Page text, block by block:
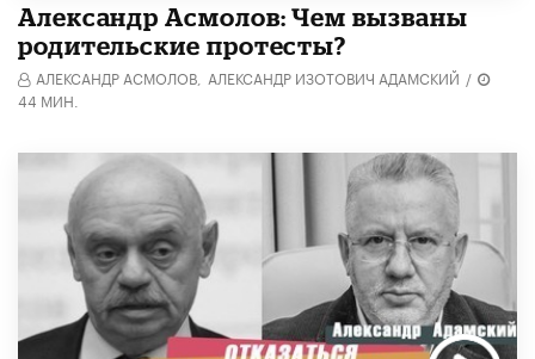
Александр Асмолов: Чем вызваны
родительские протесты?
АЛЕКСАНДР АСМОЛОВ, АЛЕКСАНДР ИЗОТОВИЧ АДАМСКИЙ /
44 МИН.